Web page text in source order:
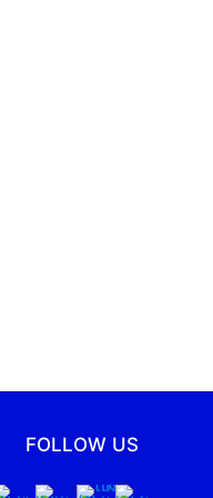
FOLLOW US